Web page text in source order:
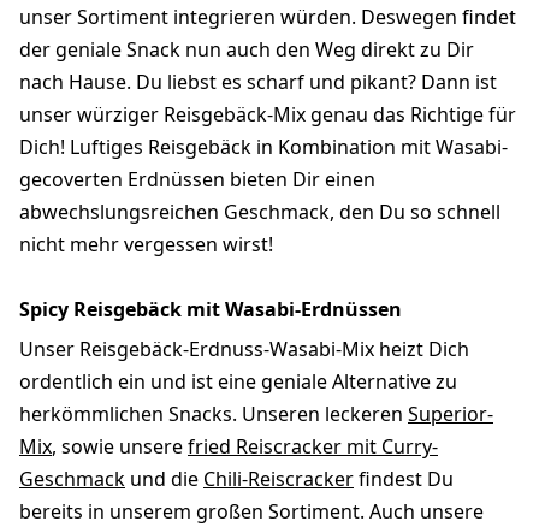
unser Sortiment integrieren würden. Deswegen findet
der geniale Snack nun auch den Weg direkt zu Dir
nach Hause. Du liebst es scharf und pikant? Dann ist
unser würziger Reisgebäck-Mix genau das Richtige für
Dich! Luftiges Reisgebäck in Kombination mit Wasabi-
gecoverten Erdnüssen bieten Dir einen
abwechslungsreichen Geschmack, den Du so schnell
nicht mehr vergessen wirst!
Spicy Reisgebäck mit Wasabi-Erdnüssen
Unser Reisgebäck-Erdnuss-Wasabi-Mix heizt Dich
ordentlich ein und ist eine geniale Alternative zu
herkömmlichen Snacks. Unseren leckeren Superior-
Mix, sowie unserefried Reiscracker mit Curry-
Geschmack und die Chili-Reiscrackerfindest Du
bereits in unserem großen Sortiment. Auch unsere